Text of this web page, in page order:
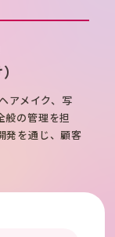
アメイク、写
般の管理を担
発を通じ、顧客